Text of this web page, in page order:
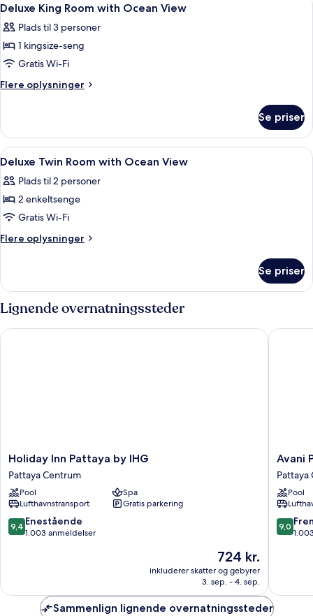
2
enkeltsenge
-
havudsigt
Plus)
alle
billeder
af
Deluxe
King
Ocean
View
5
Deluxe King Room with Ocean View
Plads til 3 personer
1 kingsize-seng
Gratis Wi-Fi
Flere oplysninger
Flere
King
Room
with
View
Se priser
Indlæs
alle
billeder
af
Deluxe
Twin
Ocean
Pengeskab på værelset, skrivebord,
6
Deluxe Twin Room with Ocean View
Plads til 2 personer
2 enkeltsenge
Gratis Wi-Fi
Flere oplysninger
Flere
Twin
with
View
Se priser
Lignende overnatningssteder
Holiday
Inn
Pattaya
by
IHG
Pattaya
Centrum
Holiday Inn Pattaya by IHG
Pattaya Centrum
Pool
Spa
Lufthavnstransport
Gratis parkering
9.4
ud
anmeldelser
9,4 Enestående
1.003 anmeldelser
Prisen
er
724 kr.
724 kr.
inkluderer skatter og gebyrer
3. sep. - 4. sep.
Holiday Inn Pattaya by IHG
Avani
Pattaya
Resort
Pattaya
Avani
Pattaya
Pool
9.0
ud
9,0
Avani
Sammenlign lignende overnatningssteder